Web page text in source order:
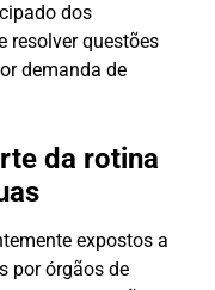
dos
resolver questões
demanda de
da rotina
expostos a
por órgãos de